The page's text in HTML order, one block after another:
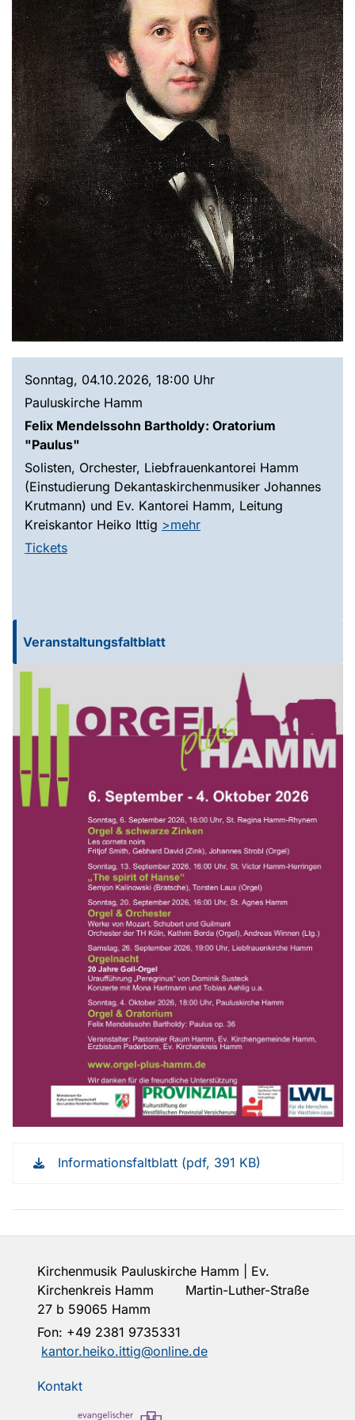
Sonntag, 04.10.2026, 18:00 Uhr
Pauluskirche Hamm
Felix Mendelssohn Bartholdy: Oratorium
"Paulus"
Solisten, Orchester, Liebfrauenkantorei Hamm
(Einstudierung Dekantaskirchenmusiker Johannes
Krutmann) und Ev. Kantorei Hamm, Leitung
Kreiskantor Heiko Ittig >mehr
Tickets
Veranstaltungsfaltblatt
Informationsfaltblatt (pdf, 391 KB)
Kirchenmusik Pauluskirche Hamm | Ev.
Kirchenkreis Hamm Martin-Luther-Straße
27 b 59065 Hamm
Fon: +49 2381 9735331
kantor.heiko.ittig@online.de
Kontakt